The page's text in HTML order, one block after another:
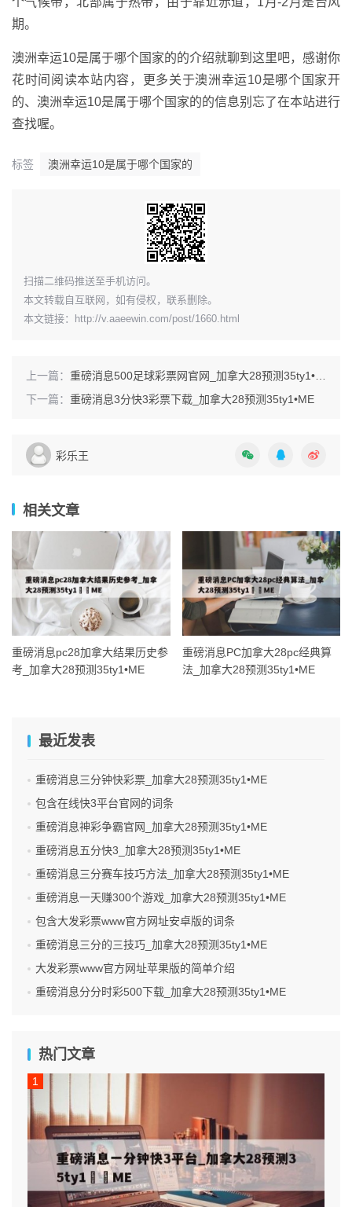
期。
澳洲幸运10是属于哪个国家的的介绍就聊到这里吧，感谢你
花时间阅读本站内容，更多关于澳洲幸运10是哪个国家开
的、澳洲幸运10是属于哪个国家的的信息别忘了在本站进行
查找喔。
标签 澳洲幸运10是属于哪个国家的
​扫描二维码推送至手机访问。
本文转载自互联网，如有侵权，联系删除。
本文链接： http://v.aaeewin.com/post/1660.html
上一篇： 重磅消息500足球彩票网官网_加拿大28预测35ty1 •ME
下一篇： 重磅消息3分快3彩票下载_加拿大28预测35ty1 •ME
彩乐王
相关文章
重磅消息pc28加拿大结果历史参
考_加拿大28预测35ty1 •ME
重磅消息PC加拿大28pc经典算
法_加拿大28预测35ty1 •ME
最近发表
重磅消息三分钟快彩票_加拿大28预测35ty1 •ME
包含在线快3平台官网的词条
重磅消息神彩争霸官网_加拿大28预测35ty1 •ME
重磅消息五分快3_加拿大28预测35ty1 •ME
重磅消息三分赛车技巧方法_加拿大28预测35ty1 •ME
重磅消息一天赚300个游戏_加拿大28预测35ty1 •ME
包含大发彩票www官方网址安卓版的词条
重磅消息三分的三技巧_加拿大28预测35ty1 •ME
大发彩票www官方网址苹果版的简单介绍
重磅消息分分时彩500下载_加拿大28预测35ty1 •ME
热门文章